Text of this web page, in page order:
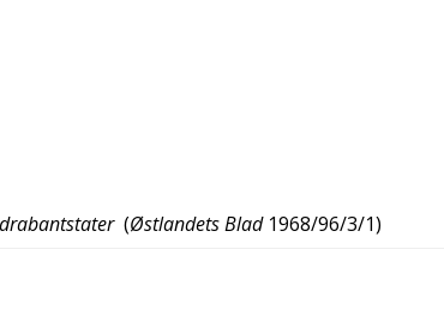
(Østlandets Blad 1968/96/3/1)